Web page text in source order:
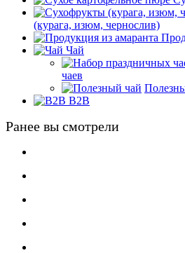
(курага, изюм, чернослив)
Чай
чаев
B2B
Ранее вы смотрели